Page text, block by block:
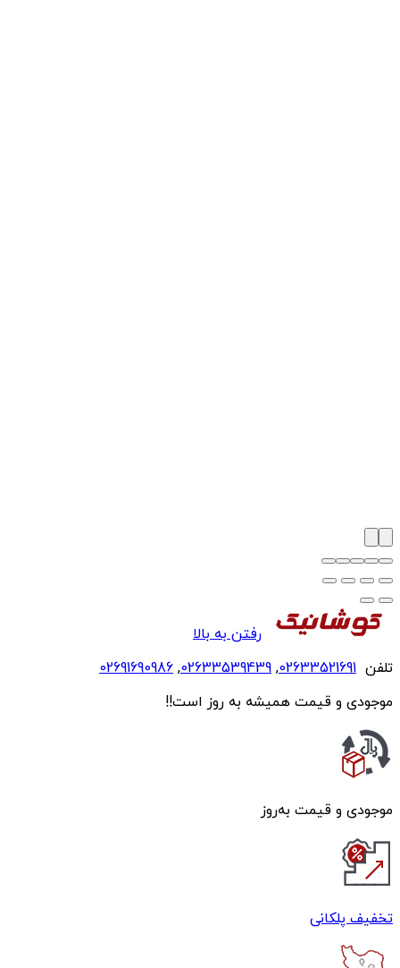
رفتن به بالا
تلفن 02633521691
,
02633539439
,
02691690986
موجودی و قیمت همیشه به روز است!!
موجودی و قیمت به‌روز
تخفیف پلکانی